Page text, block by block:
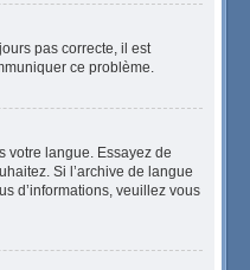
pas correcte, il est
ce problème.
votre langue. Essayez de
Si l’archive de langue
d’informations, veuillez vous